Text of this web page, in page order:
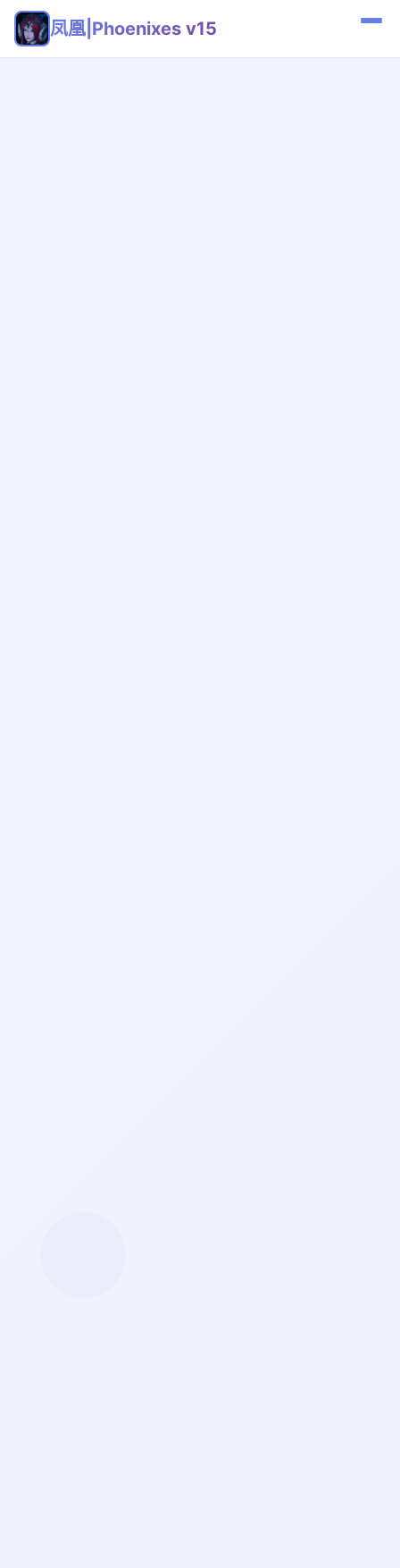
凤凰|Phoenixes v15